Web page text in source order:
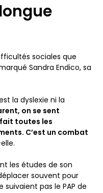
sociales que
Sandra Endico, sa
la dyslexie ni la
on se sent
toutes les
C’est un combat
les études de son
souvent pour
pas le PAP de